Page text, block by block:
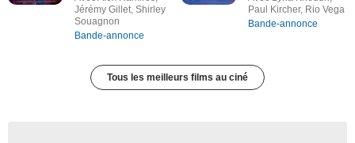
Jérémy Gillet, Shirley
Souagnon
Bande-annonce
Paul Kircher, Rio Vega
Bande-annonce
Tous les meilleurs films au ciné